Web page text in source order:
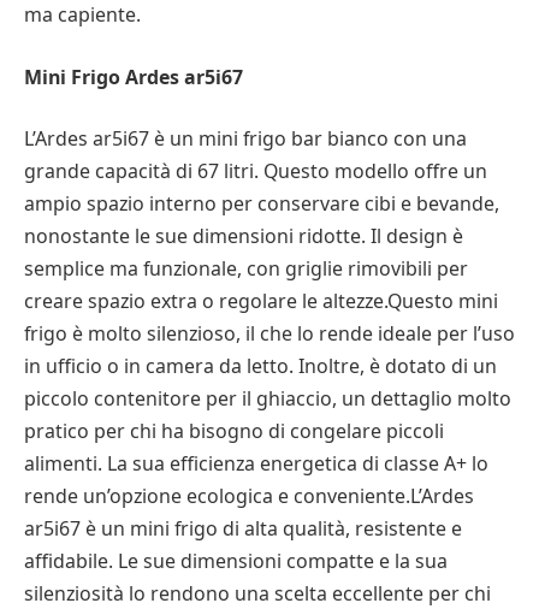
ma capiente.
Mini Frigo Ardes ar5i67
L’Ardes ar5i67 è un mini frigo bar bianco con una
grande capacità di 67 litri. Questo modello offre un
ampio spazio interno per conservare cibi e bevande,
nonostante le sue dimensioni ridotte. Il design è
semplice ma funzionale, con griglie rimovibili per
creare spazio extra o regolare le altezze.Questo mini
frigo è molto silenzioso, il che lo rende ideale per l’uso
in ufficio o in camera da letto. Inoltre, è dotato di un
piccolo contenitore per il ghiaccio, un dettaglio molto
pratico per chi ha bisogno di congelare piccoli
alimenti. La sua efficienza energetica di classe A+ lo
rende un’opzione ecologica e conveniente.L’Ardes
ar5i67 è un mini frigo di alta qualità, resistente e
affidabile. Le sue dimensioni compatte e la sua
silenziosità lo rendono una scelta eccellente per chi